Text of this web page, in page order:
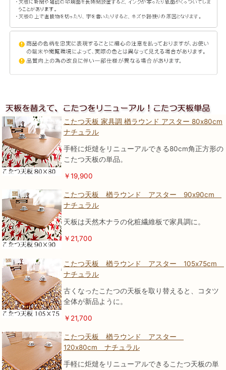
こたつ天板 家具調 楢ラウンド アスター 80x80cm
ナチュラル
手軽に炬燵をリニューアルできる80cm角正方形の
こたつ天板の単品。
￥19,900
こたつ天板 楢ラウンド アスター 90x90cm
ナチュラル
天板は天然木ナラの化粧繊維板で家具調に。
￥21,700
こたつ天板 楢ラウンド アスター 105x75cm
ナチュラル
古くなったこたつの天板を取り替えると、コタツ
全体が新品ように。
￥21,700
こたつ天板 楢ラウンド アスター
120x80cm ナチュラル
手軽に炬燵をリニューアルできるこたつ天板の単